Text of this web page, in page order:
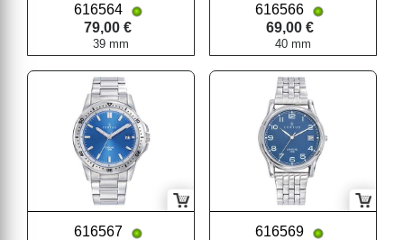
616564
79,00 €
39 mm
616566
69,00 €
40 mm
616567
616569